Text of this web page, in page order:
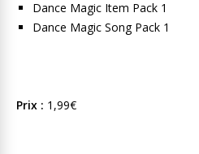
Dance Magic Item Pack 1
Dance Magic Song Pack 1
Prix : 1,99€